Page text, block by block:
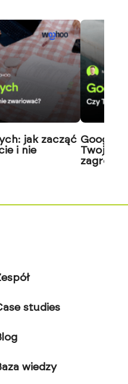
jak zacząć
i nie
Google
Twoja
studies
wiedzy